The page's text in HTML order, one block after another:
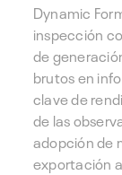
Dynamic
inspección
de
brutos en
clave de
de las
adopción de
exportación